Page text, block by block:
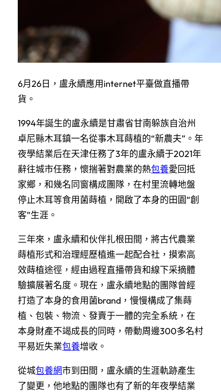
6月26日，盧永續應用internet平臺做直播帶
貨。
1994年誕生的盧永續是甘肅省甘南躲族自治州
卓尼縣木耳鎮一名從事木耳蒔植的“新農夫”。年
夜學結業后在天津任務了3年的盧永續于2021年
辭往城市任務，懷揣著對農業的熱包養愛回抵
家鄉，和幾名同窗構成團隊，在村里流轉地盤
停止木耳等食用菌蒔植，開啟了本身的田園“創
客”生涯。
三年來，盧永續和伙伴扎根田間，將古代農業
蒔植形式和治理經歷植進一起配合社，摸索高
效蒔植途徑，經由過程直播帶貨和線下采摘體
驗擴展著名度。現在，盧永續地點的團隊曾經
打造了本身的食用菌brand，慢慢構成了集蒔
植、包裝、物流、發賣于一體的完全系統，在
本身財產不竭成長的同時，帶動周邊300多名村
平易近失業包養增收。
從城包養網市到田間，盧永續的生涯軌跡產生
了變更，他地點的團隊也有了新的年夜學結業